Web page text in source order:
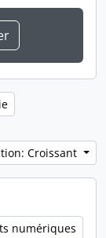
Croissant
numériques